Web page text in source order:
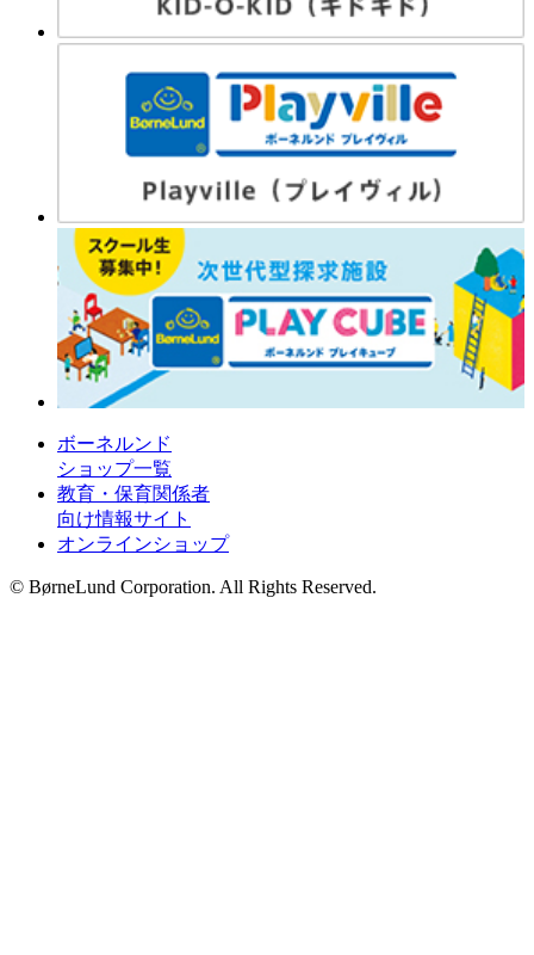
ボーネルンド
ショップ一覧
教育・保育関係者
向け情報サイト
オンラインショップ
© BørneLund Corporation. All Rights Reserved.